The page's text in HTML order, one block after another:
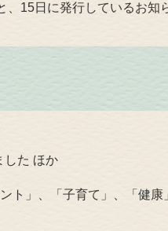
15日に発行しているお知
した ほか
ト」、「子育て」、「健康